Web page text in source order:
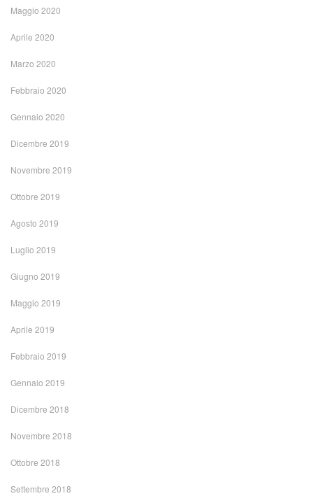
Maggio 2020
Aprile 2020
Marzo 2020
Febbraio 2020
Gennaio 2020
Dicembre 2019
Novembre 2019
Ottobre 2019
Agosto 2019
Luglio 2019
Giugno 2019
Maggio 2019
Aprile 2019
Febbraio 2019
Gennaio 2019
Dicembre 2018
Novembre 2018
Ottobre 2018
Settembre 2018